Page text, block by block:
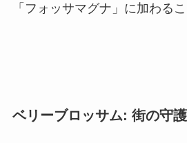
「フォッサマグナ」に加わる
ベリーブロッサム: 街の守